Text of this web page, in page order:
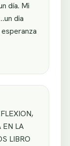
día. Mi
dia
EN LA
LIBRO